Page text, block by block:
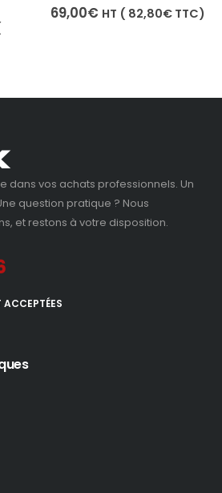
out of 5
69,00€ HT ( 82,80€TTC)
de
dans vos achats professionnels. Un
question pratique ? Nous
et restons à votre disposition.
ACCEPTÉES